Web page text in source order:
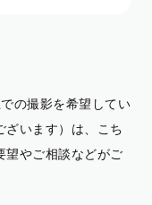
の撮影を希望してい
います）は、こち
望やご相談などがご